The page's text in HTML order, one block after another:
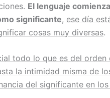
El lenguaje
significante, ese día
cosas muy diversas.
todo lo que es del orden
la intimidad misma de
del significante en